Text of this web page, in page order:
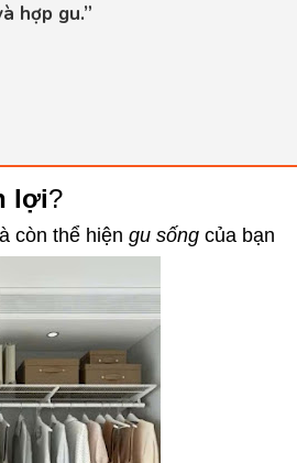
hợp gu.”
lợi?
còn thể hiện gu sống của bạn